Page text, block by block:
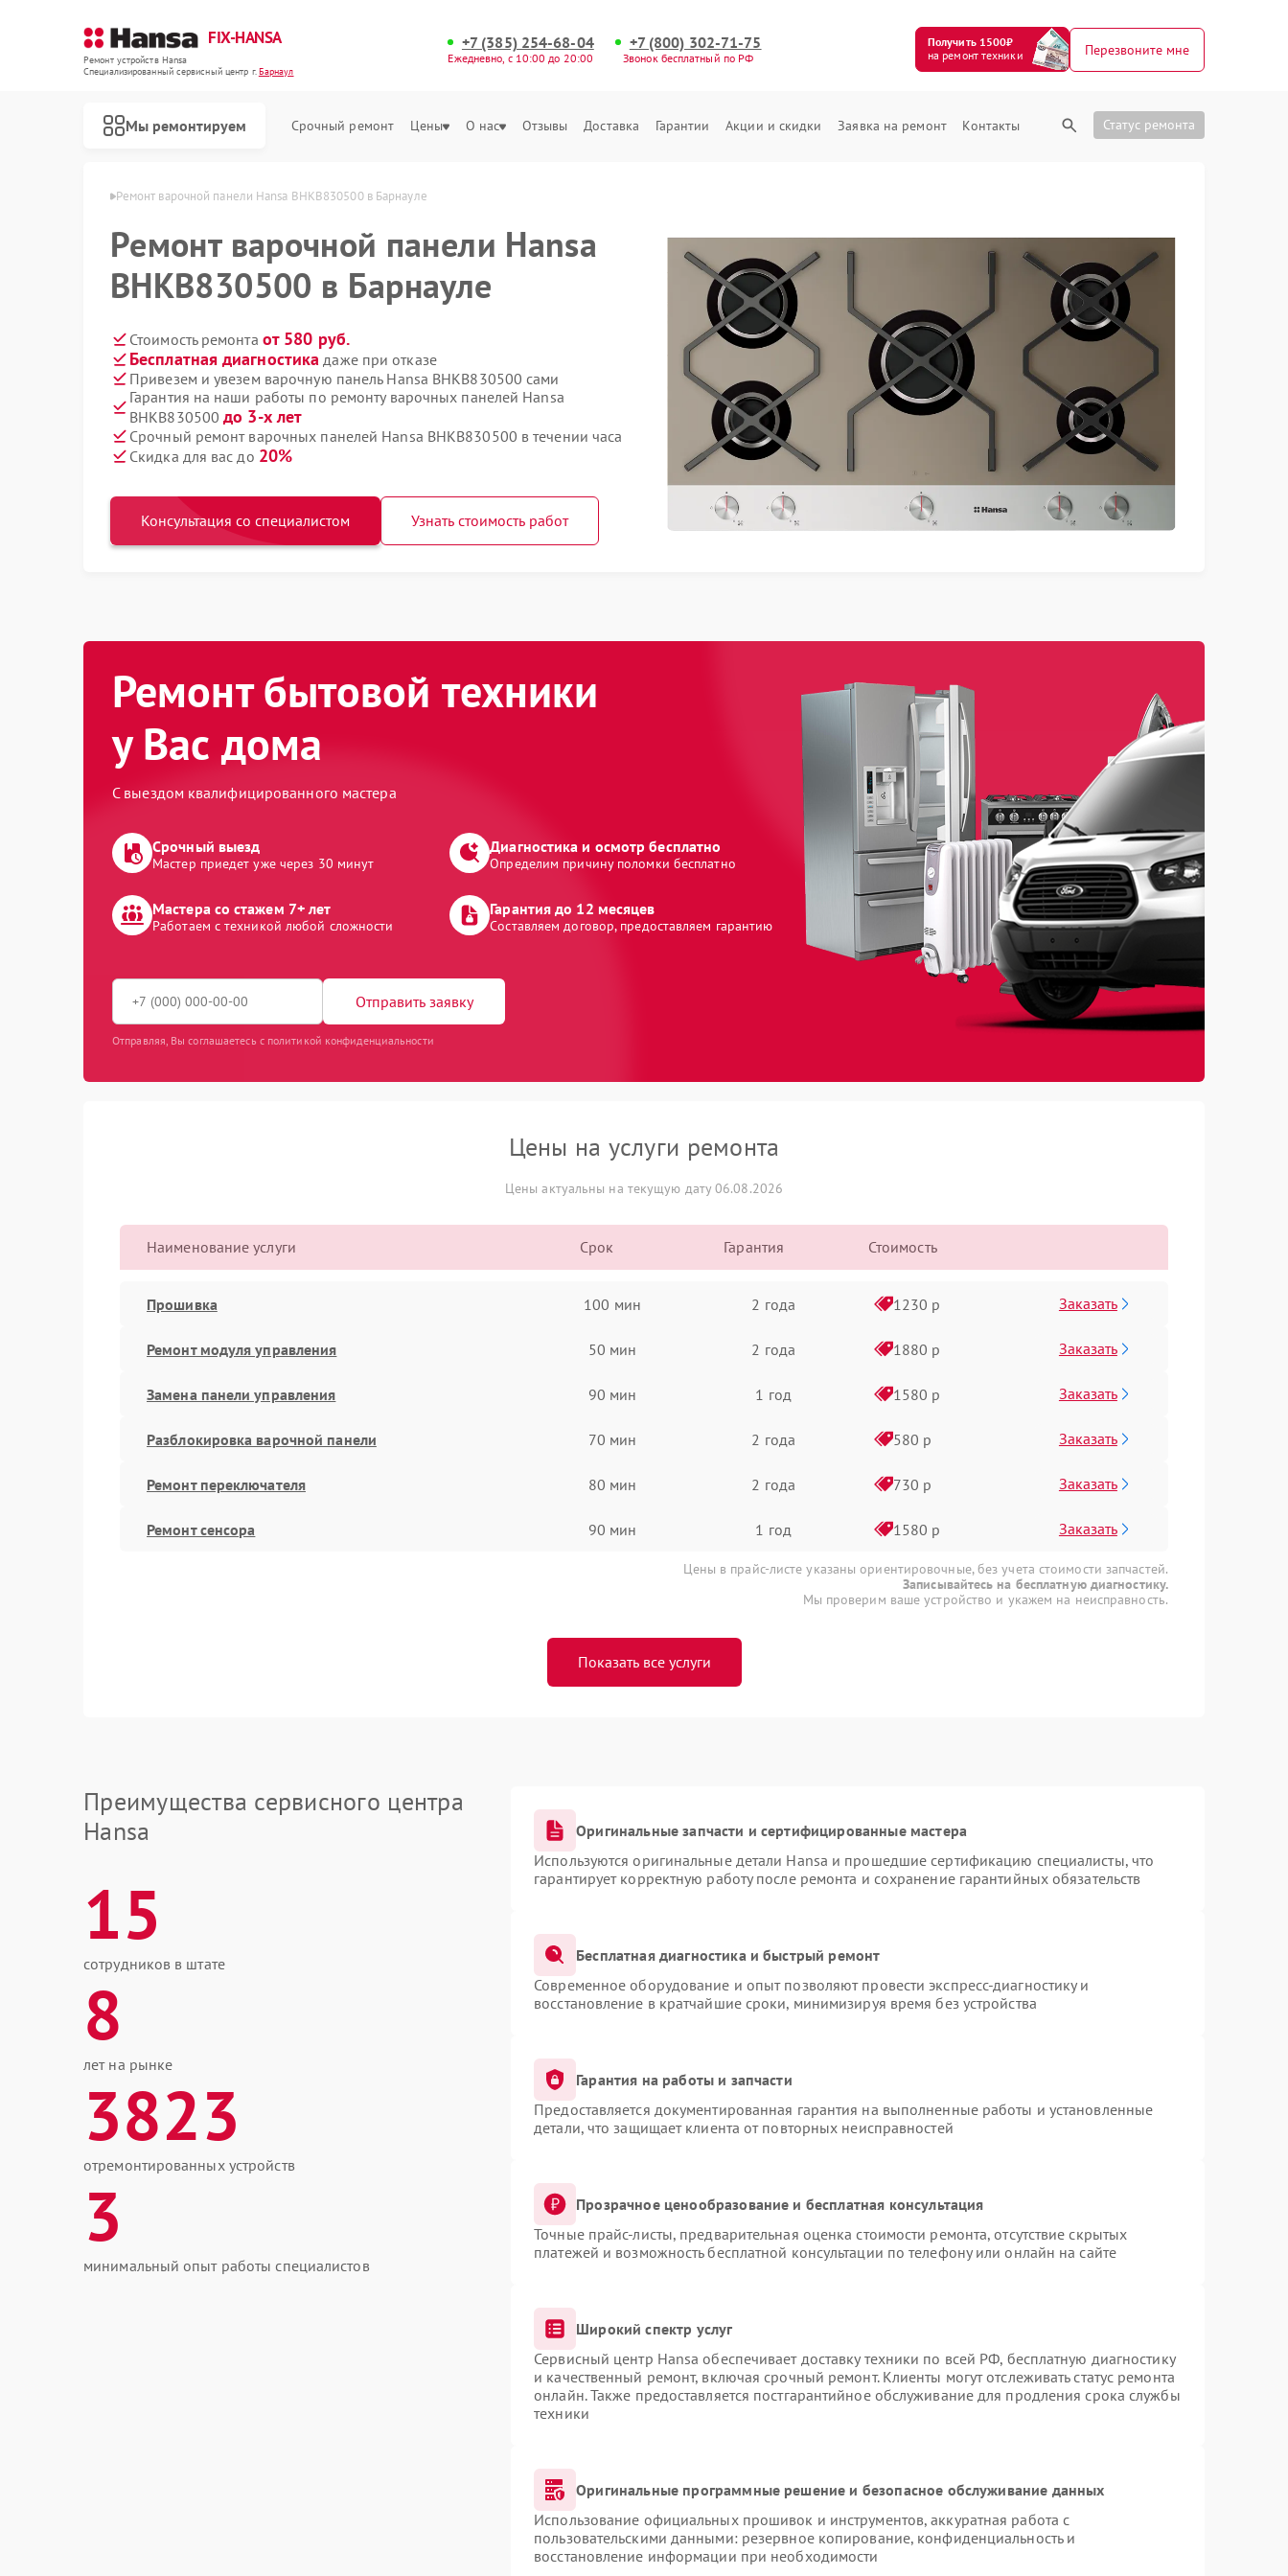
FIX-HANSA
Ремонт устройств Hansa
Специализированный cервисный центр г.Барнаул
+7 (385) 254-68-04
Ежедневно, с 10:00 до 20:00
+7 (800) 302-71-75
Звонок бесплатный по РФ
Получить 1500₽
на ремонт техники
Перезвоните мне
Мы ремонтируем Срочный ремонт Цены О нас Отзывы Доставка Гарантии Акции и скидки Заявка на ремонт Контакты Статус ремонта
Ремонт варочной панели Hansa BHKB830500 в Барнауле
Ремонт варочной панели Hansa
BHKB830500 в Барнауле
Стоимость ремонта от 580 руб.
Бесплатная диагностика даже при отказе
Привезем и увезем варочную панель Hansa BHKB830500 сами
Гарантия на наши работы по ремонту варочных панелей Hansa
BHKB830500до 3-х лет
Срочный ремонт варочных панелей Hansa BHKB830500 в течении часа
Скидка для вас до 20%
Консультация со специалистом Узнать стоимость работ
Ремонт бытовой техники
у Вас дома
С выездом квалифицированного мастера
Срочный выезд
Мастер приедет уже через 30 минут
Диагностика и осмотр бесплатно
Определим причину поломки бесплатно
Мастера со стажем 7+ лет
Работаем с техникой любой сложности
Гарантия до 12 месяцев
Составляем договор, предоставляем гарантию
Отправить заявку
Отправляя, Вы соглашаетесь с политикой конфиденциальности
Цены на услуги ремонта
Цены актуальны на текущую дату 06.08.2026
Наименование услуги Срок Гарантия Стоимость
Прошивка 100 мин 2 года 1230 р Заказать
Ремонт модуля управления 50 мин 2 года 1880 р Заказать
Замена панели управления 90 мин 1 год 1580 р Заказать
Разблокировка варочной панели 70 мин 2 года 580 р Заказать
Ремонт переключателя 80 мин 2 года 730 р Заказать
Ремонт сенсора 90 мин 1 год 1580 р Заказать
Цены в прайс-листе указаны ориентировочные, без учета стоимости запчастей.
Записывайтесь на бесплатную диагностику.
Мы проверим ваше устройство и укажем на неисправность.
Показать все услуги
Преимущества сервисного центра
Hansa
15
сотрудников в штате
8
лет на рынке
3823
отремонтированных устройств
3
минимальный опыт работы специалистов
Оригинальные запчасти и сертифицированные мастера
Используются оригинальные детали Hansa и прошедшие сертификацию специалисты, что
гарантирует корректную работу после ремонта и сохранение гарантийных обязательств
Бесплатная диагностика и быстрый ремонт
Современное оборудование и опыт позволяют провести экспресс-диагностику и
восстановление в кратчайшие сроки, минимизируя время без устройства
Гарантия на работы и запчасти
Предоставляется документированная гарантия на выполненные работы и установленные
детали, что защищает клиента от повторных неисправностей
Прозрачное ценообразование и бесплатная консультация
Точные прайс-листы, предварительная оценка стоимости ремонта, отсутствие скрытых
платежей и возможность бесплатной консультации по телефону или онлайн на сайте
Широкий спектр услуг
Сервисный центр Hansa обеспечивает доставку техники по всей РФ, бесплатную диагностику
и качественный ремонт, включая срочный ремонт. Клиенты могут отслеживать статус ремонта
онлайн. Также предоставляется постгарантийное обслуживание для продления срока службы
техники
Оригинальные программные решение и безопасное обслуживание данных
Использование официальных прошивок и инструментов, аккуратная работа с
пользовательскими данными: резервное копирование, конфиденциальность и
восстановление информации при необходимости